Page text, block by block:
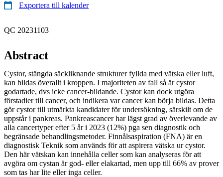
Exportera till kalender
QC 20231103
Abstract
Cystor, stängda säckliknande strukturer fyllda med vätska eller luft,
kan bildas överallt i kroppen. I majoriteten av fall så är cystor
godartade, dvs icke cancer-bildande. Cystor kan dock utgöra
förstadier till cancer, och indikera var cancer kan börja bildas. Detta
gör cystor till utmärkta kandidater för undersökning, särskilt om de
uppstår i pankreas. Pankreascancer har lägst grad av överlevande av
alla cancertyper efter 5 år i 2023 (12%) pga sen diagnostik och
begränsade behandlingsmetoder. Finnålsaspiration (FNA) är en
diagnostisk Teknik som används för att aspirera vätska ur cystor.
Den här vätskan kan innehålla celler som kan analyseras för att
avgöra om cystan är god- eller elakartad, men upp till 66% av prover
som tas har lite eller inga celler.